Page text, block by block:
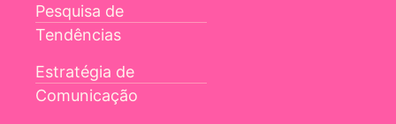
Pesquisa de
Tendências
Estratégia de
Comunicação